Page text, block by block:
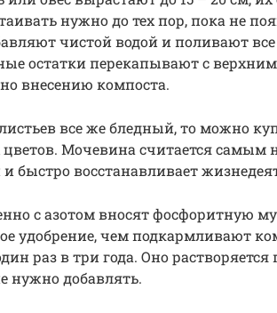
нужно до тех пор, пока не
чистой водой и поливают
остатки перекапывают с
внесению компоста.
все же бледный, то можно
Мочевина считается
быстро восстанавливает
с азотом вносят фосфоритную
удобрение, чем подкармливают
раз в три года. Оно
нужно добавлять.